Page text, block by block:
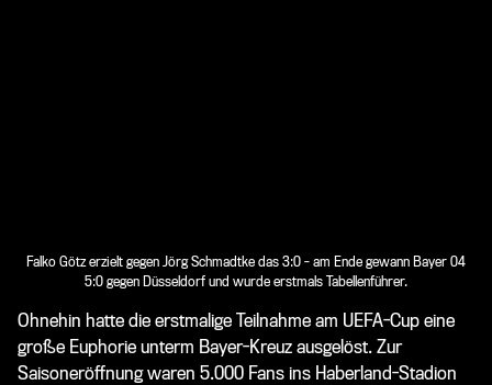
Falko Götz erzielt gegen Jörg Schmadtke das 3:0 - am Ende gewann Bayer 04
5:0 gegen Düsseldorf und wurde erstmals Tabellenführer.
Ohnehin hatte die erstmalige Teilnahme am UEFA-Cup eine
große Euphorie unterm Bayer-Kreuz ausgelöst. Zur
Saisoneröffnung waren 5.000 Fans ins Haberland-Stadion